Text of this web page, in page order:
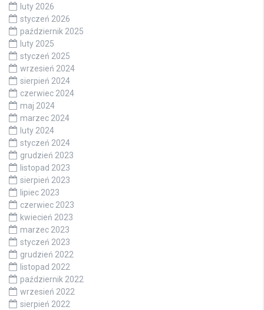
luty 2026
styczeń 2026
październik 2025
luty 2025
styczeń 2025
wrzesień 2024
sierpień 2024
czerwiec 2024
maj 2024
marzec 2024
luty 2024
styczeń 2024
grudzień 2023
listopad 2023
sierpień 2023
lipiec 2023
czerwiec 2023
kwiecień 2023
marzec 2023
styczeń 2023
grudzień 2022
listopad 2022
październik 2022
wrzesień 2022
sierpień 2022